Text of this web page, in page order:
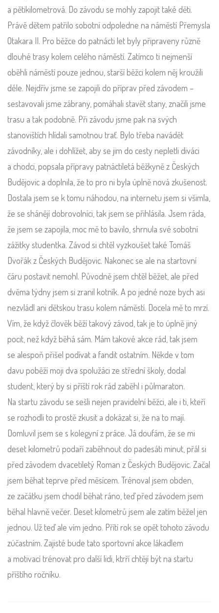
a pětikilometrová. Do závodu se mohly zapojit také děti.
Právě dětem patřilo sobotní odpoledne na náměstí Přemysla
Otakara II. Pro běžce do patnácti let byly připraveny různě
dlouhé trasy kolem celého náměstí. Zatímco ti nejmenší
oběhli náměstí pouze jednou, starší běžci kolem něj kroužili
déle. Nejdřív jsme se zapojili do příprav před závodem –
sestavovali jsme zábrany, pomáhali stavět stany, značili jsme
trasu a tak podobně. Při závodu jsme pak na svých
stanovištích hlídali samotnou trať. Bylo třeba navádět
závodníky, ale i dohlížet, aby se jim do cesty nepletli diváci
a chodci, popsala přípravy patnáctiletá běžkyně z Českých
Budějovic a doplnila, že to pro ni byla úplně nová zkušenost.
Dostala jsem se k tomu náhodou, na internetu jsem si všimla,
že se shánějí dobrovolníci, tak jsem se přihlásila. Jsem ráda,
že jsem se zapojila, moc mě to bavilo, shrnula své sobotní
zážitky studentka. Závod si chtěl vyzkoušet také Tomáš
Dvořák z Českých Budějovic. Nakonec se ale na startovní
čáru postavit nemohl. Původně jsem chtěl běžet, ale před
dvěma týdny jsem si zranil kotník. A po jedné noze bych asi
nezvládl ani dětskou trasu kolem náměstí. Docela mě to mrzí.
Vím, že když člověk běží takový závod, tak je to úplně jiný
pocit, než když běhá sám. Mám takové akce rád, tak jsem
se alespoň přišel podívat a fandit ostatním. Někde v tom
davu poběží moji dva spolužáci ze střední školy, dodal
student, který by si příští rok rád zaběhl i půlmaraton.
Na startu závodu se sešli nejen pravidelní běžci, ale i ti, kteří
se rozhodli to prostě zkusit a dokázat si, že na to mají.
Domluvil jsem se s kolegyní z práce. Já doufám, že se mi
deset kilometrů podaří zaběhnout do padesáti minut, přál si
před závodem dvacetiletý Roman z Českých Budějovic. Začal
jsem běhat teprve před měsícem. Trénoval jsem obden,
ze začátku jsem chodil běhat ráno, teď před závodem jsem
běhal hlavně večer. Deset kilometrů jsem ale zatím běžel jen
jednou. Už teď ale vím jedno. Přítí rok se opět tohoto závodu
zúčastním. Zajisté bude tato sportovní akce lákadlem
a motivací trénovat pro další lidi, ktrří chtějí být na startu
příštího ročníku.